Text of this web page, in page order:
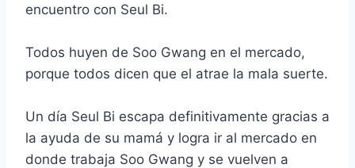
encuentro con Seul Bi.
Todos huyen de Soo Gwang en el mercado,
porque todos dicen que el atrae la mala suerte.
Un día Seul Bi escapa definitivamente gracias a
la ayuda de su mamá y logra ir al mercado en
donde trabaja Soo Gwang y se vuelven a